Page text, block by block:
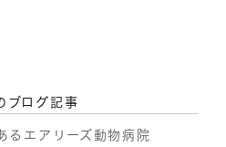
ブログ記事
エアリーズ動物病院